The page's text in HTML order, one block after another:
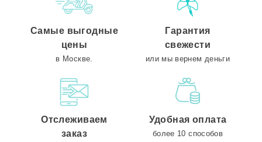
Самые выгодные
цены
в Москве.
Гарантия
свежести
или мы вернем деньги
Отслеживаем
заказ
Удобная оплата
более 10 способов